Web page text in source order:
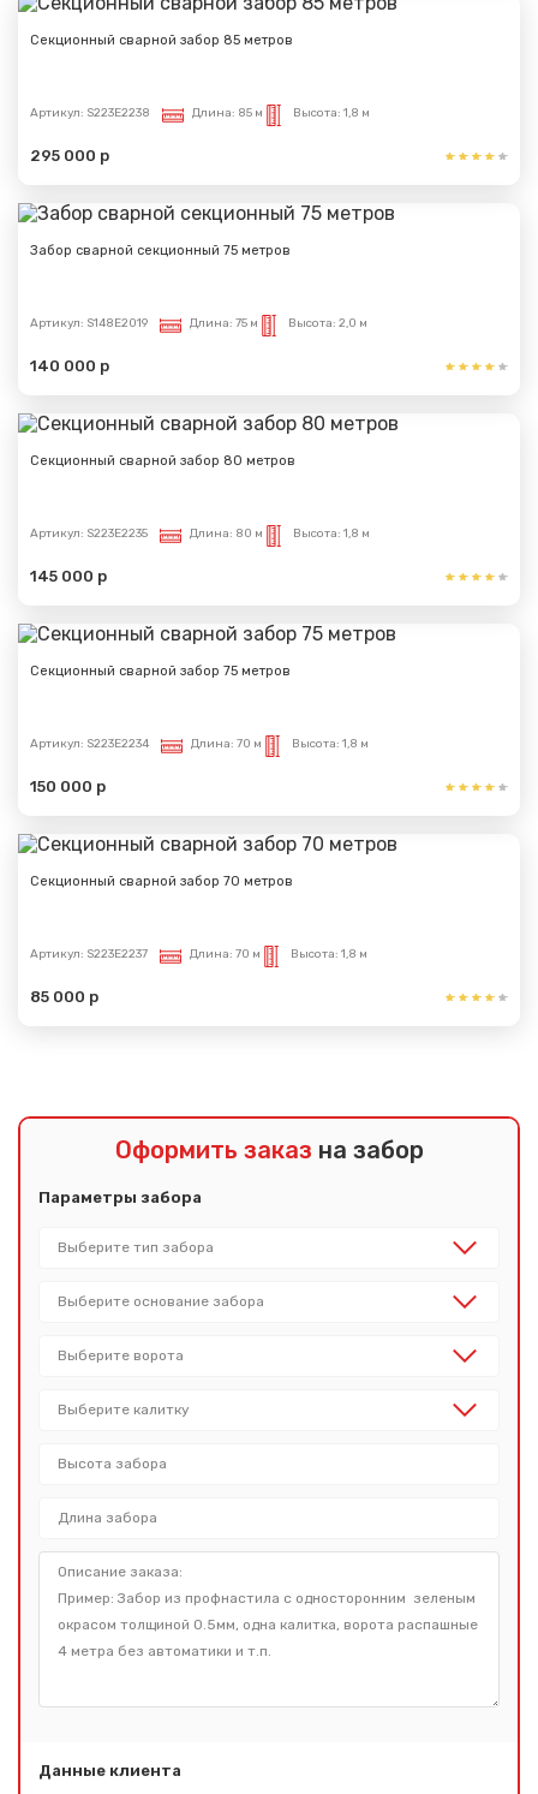
Секционный сварной забор 85 метров
Артикул: S223E2238 Длина: 85 м Высота: 1,8 м
295 000 р
Забор сварной секционный 75 метров
Артикул: S148E2019 Длина: 75 м Высота: 2,0 м
140 000 р
Секционный сварной забор 80 метров
Артикул: S223E2235 Длина: 80 м Высота: 1,8 м
145 000 р
Секционный сварной забор 75 метров
Артикул: S223E2234 Длина: 70 м Высота: 1,8 м
150 000 р
Секционный сварной забор 70 метров
Артикул: S223E2237 Длина: 70 м Высота: 1,8 м
85 000 р
Оформить заказ на забор
Параметры забора
Данные клиента